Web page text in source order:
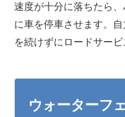
速度が十分に落ちたら
に車を停車させます。
を続けずにロードサービ
ウォーターフ